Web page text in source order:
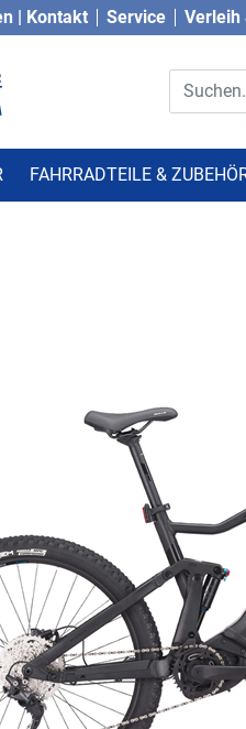
| Kontakt Service Verleih
FAHRRADTEILE &